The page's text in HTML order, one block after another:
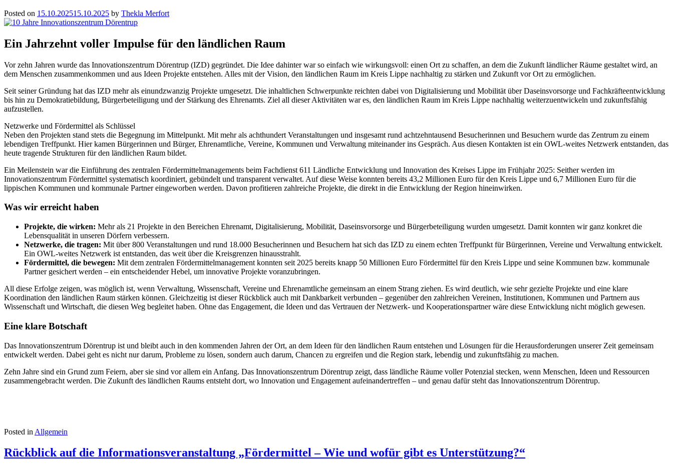
Posted on 15.10.202515.10.2025 by Thekla Merfort
Ein Jahrzehnt voller Impulse für den ländlichen Raum
Vor zehn Jahren wurde das Innovationszentrum Dörentrup (IZD) gegründet. Die Idee dahinter war so einfach wie wirkungsvoll: einen Ort zu schaffen, an dem die Zukunft ländlicher Räume gestaltet wird, an
dem Menschen zusammenkommen und aus Ideen Projekte entstehen. Alles mit der Vision, den ländlichen Raum im Kreis Lippe nachhaltig zu stärken und Zukunft vor Ort zu ermöglichen.
Seit seiner Gründung hat das IZD mehr als einundzwanzig Projekte umgesetzt. Die inhaltlichen Schwerpunkte reichten dabei von Digitalisierung und Mobilität über Daseinsvorsorge und Fachkräfteentwicklung
bis hin zu Demokratiebildung, Bürgerbeteiligung und der Stärkung des Ehrenamts. Ziel all dieser Aktivitäten war es, den ländlichen Raum im Kreis Lippe nachhaltig weiterzuentwickeln und zukunftsfähig
aufzustellen.
Netzwerke und Fördermittel als Schlüssel
Neben den Projekten stand stets die Begegnung im Mittelpunkt. Mit mehr als achthundert Veranstaltungen und insgesamt rund achtzehntausend Besucherinnen und Besuchern wurde das Zentrum zu einem
lebendigen Treffpunkt. Hier kamen Bürgerinnen und Bürger, Ehrenamtliche, Vereine, Kommunen und Verwaltung miteinander ins Gespräch. Aus diesen Kontakten ist ein OWL-weites Netzwerk entstanden, das
heute tragende Strukturen für den ländlichen Raum bildet.
Ein Meilenstein war die Einführung des zentralen Fördermittelmanagements beim Fachdienst 611 Ländliche Entwicklung und Innovation des Kreises Lippe im Frühjahr 2025: Seither werden im
Innovationszentrum Fördermittel systematisch koordiniert, gebündelt und transparent verwaltet. Auf diese Weise konnten bereits 43,2 Millionen Euro für den Kreis Lippe und 6,7 Millionen Euro für die
lippischen Kommunen und kommunale Partner eingeworben werden. Davon profitieren zahlreiche Projekte, die direkt in die Entwicklung der Region hineinwirken.
Was wir erreicht haben
Projekte, die wirken: Mehr als 21 Projekte in den Bereichen Ehrenamt, Digitalisierung, Mobilität, Daseinsvorsorge und Bürgerbeteiligung wurden umgesetzt. Damit konnten wir ganz konkret die
Lebensqualität in unseren Dörfern verbessern.
Netzwerke, die tragen: Mit über 800 Veranstaltungen und rund 18.000 Besucherinnen und Besuchern hat sich das IZD zu einem echten Treffpunkt für Bürgerinnen, Vereine und Verwaltung entwickelt.
Ein OWL-weites Netzwerk ist entstanden, das weit über die Kreisgrenzen hinausstrahlt.
Fördermittel, die bewegen: Mit dem zentralen Fördermittelmanagement konnten seit 2025 bereits knapp 50 Millionen Euro Fördermittel für den Kreis Lippe und seine Kommunen bzw. kommunale
Partner gesichert werden – ein entscheidender Hebel, um innovative Projekte voranzubringen.
All diese Erfolge zeigen, was möglich ist, wenn Verwaltung, Wissenschaft, Vereine und Ehrenamtliche gemeinsam an einem Strang ziehen. Es wird deutlich, wie sehr gezielte Projekte und eine klare
Koordination den ländlichen Raum stärken können. Gleichzeitig ist dieser Rückblick auch mit Dankbarkeit verbunden – gegenüber den zahlreichen Vereinen, Institutionen, Kommunen und Partnern aus
Wissenschaft und Wirtschaft, die diesen Weg begleitet haben. Ohne das Engagement, die Ideen und das Vertrauen der Netzwerk- und Kooperationspartner wäre diese Entwicklung nicht möglich gewesen.
Eine klare Botschaft
Das Innovationszentrum Dörentrup ist und bleibt auch in den kommenden Jahren der Ort, an dem Ideen für den ländlichen Raum entstehen und Lösungen für die Herausforderungen unserer Zeit gemeinsam
entwickelt werden. Dabei geht es nicht nur darum, Probleme zu lösen, sondern auch darum, Chancen zu ergreifen und die Region stark, lebendig und zukunftsfähig zu machen.
Zehn Jahre sind ein Grund zum Feiern, aber sie sind vor allem ein Anfang. Das Innovationszentrum Dörentrup zeigt, dass ländliche Räume voller Potenzial stecken, wenn Menschen, Ideen und Ressourcen
zusammengebracht werden. Die Zukunft des ländlichen Raums entsteht dort, wo Innovation und Engagement aufeinandertreffen – und genau dafür steht das Innovationszentrum Dörentrup.
Posted in Allgemein
Rückblick auf die Informationsveranstaltung „Fördermittel – Wie und wofür gibt es Unterstützung?“